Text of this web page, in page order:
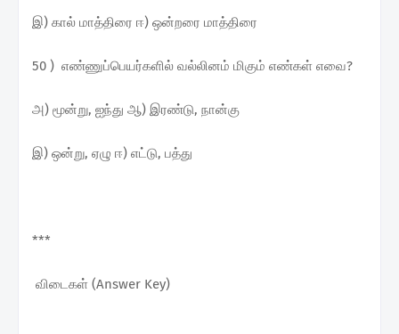
இ) கால் மாத்திரை ஈ) ஒன்றரை மாத்திரை
50 ) எண்ணுப்பெயர்களில் வல்லினம் மிகும் எண்கள் எவை?
அ) மூன்று, ஐந்து ஆ) இரண்டு, நான்கு
இ) ஒன்று, ஏழு ஈ) எட்டு, பத்து
***
விடைகள் (Answer Key)